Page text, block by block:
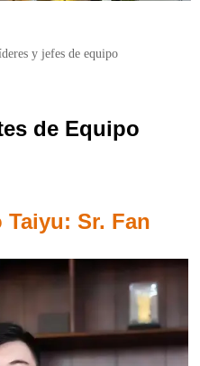
y jefes de equipo
de Equipo
Taiyu: Sr. Fan